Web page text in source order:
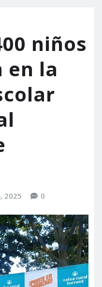
niños
en la
2025 0